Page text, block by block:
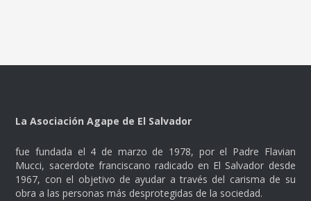
La Asociación Agape de El Salvador
fue fundada el 4 de marzo de 1978, por el Padre Flavian
Mucci, sacerdote franciscano radicado en El Salvador desde
1967, con el objetivo de ayudar a través del carisma de su
obra a las personas más desprotegidas de la sociedad.